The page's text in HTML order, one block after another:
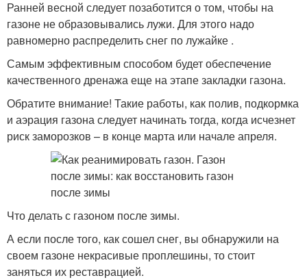
Ранней весной следует позаботится о том, чтобы на
газоне не образовывались лужи. Для этого надо
равномерно распределить снег по лужайке .
Самым эффективным способом будет обеспечение
качественного дренажа еще на этапе закладки газона.
Обратите внимание! Такие работы, как полив, подкормка
и аэрация газона следует начинать тогда, когда исчезнет
риск заморозков – в конце марта или начале апреля.
Что делать с газоном после зимы.
А если после того, как сошел снег, вы обнаружили на
своем газоне некрасивые проплешины, то стоит
заняться их реставрацией.